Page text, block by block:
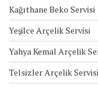
Kağıthane Beko Servisi
Yeşilce Arçelik Servisi
Yahya Kemal Arçelik
Telsizler Arçelik Servisi